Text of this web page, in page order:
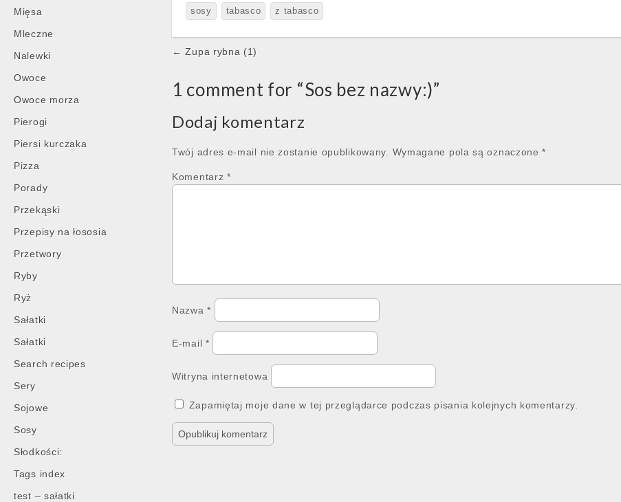
Mięsa
Mleczne
Nalewki
Owoce
Owoce morza
Pierogi
Piersi kurczaka
Pizza
Porady
Przekąski
Przepisy na łososia
Przetwory
Ryby
Ryż
Sałatki
Sałatki
Search recipes
Sery
Sojowe
Sosy
Słodkości:
Tags index
test – sałatki
sosy tabasco z tabasco
Post
← Zupa rybna (1)
1 comment for “Sos bez nazwy:)”
Dodaj komentarz
Twój adres e-mail nie zostanie opublikowany. Wymagane pola są oznaczone*
Komentarz *
Nazwa*
E-mail *
Witryna internetowa
Zapamiętaj moje dane w tej przeglądarce podczas pisania kolejnych komentarzy.